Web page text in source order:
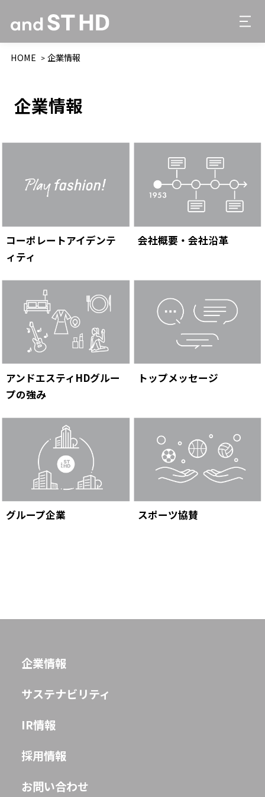
サステナビリティ
グループ企業
採用情報
HOME 企業情報
企業情報
コーポレートアイデンテ
ィティ
会社概要・会社沿革
アンドエスティHDグルー
プの強み
トップメッセージ
グループ企業 スポーツ協賛
企業情報
サステナビリティ
IR情報
採用情報
お問い合わせ